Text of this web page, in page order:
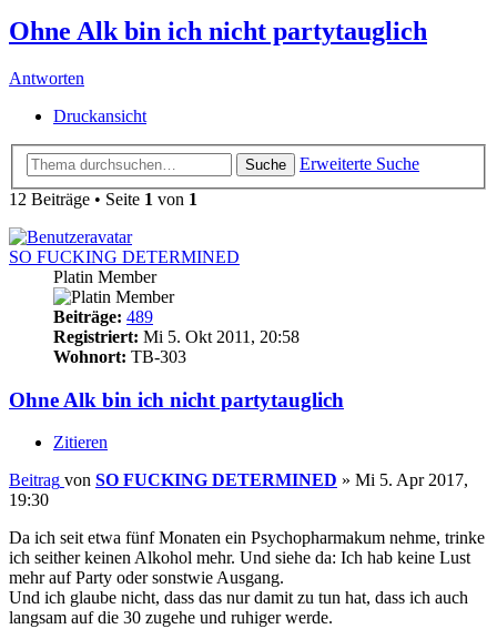
Ohne Alk bin ich nicht partytauglich
Antworten
Druckansicht
Suche
Erweiterte Suche
12 Beiträge • Seite 1 von 1
SO FUCKING DETERMINED
Platin Member
Beiträge: 489
Registriert: Mi 5. Okt 2011, 20:58
Wohnort: TB-303
Ohne Alk bin ich nicht partytauglich
Zitieren
Beitrag von SO FUCKING DETERMINED » Mi 5. Apr 2017,
19:30
Da ich seit etwa fünf Monaten ein Psychopharmakum nehme, trinke
ich seither keinen Alkohol mehr. Und siehe da: Ich hab keine Lust
mehr auf Party oder sonstwie Ausgang.
Und ich glaube nicht, dass das nur damit zu tun hat, dass ich auch
langsam auf die 30 zugehe und ruhiger werde.